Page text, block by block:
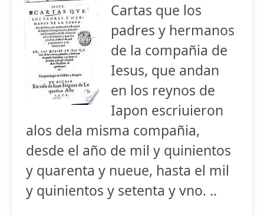
Cartas que los
padres y hermanos
de la compañia de
Iesus, que andan
en los reynos de
Iapon escriuieron
alos dela misma compañia,
desde el año de mil y quinientos
y quarenta y nueue, hasta el mil
y quinientos y setenta y vno. ..